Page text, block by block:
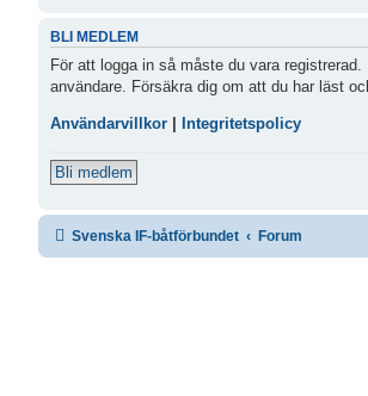
BLI MEDLEM
För att logga in så måste du vara
användare. Försäkra dig om att du har läst
Användarvillkor Integritetspolicy
Bli medlem
Svenska IF-båtförbundet Forum